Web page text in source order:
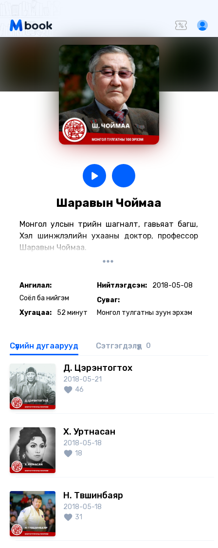
Шаравын Чоймаа
Монгол улсын төрийн шагналт, гавьяат багш,
Хэл шинжлэлийн ухааны доктор, профессор
Шаравын Чоймаа.
Ангилал:
Соёл ба нийгэм
Хугацаа:
52 минут
Нийтлэгдсэн:
2018-05-08
Суваг:
Монгол тулгатны зуун эрхэм
Сүүлийн дугаарууд Сэтгэгдэлүүд 0
Д. Цэрэнтогтох
2018-05-21
46
Х. Уртнасан
2018-05-18
18
Н. Түвшинбаяр
2018-05-18
31